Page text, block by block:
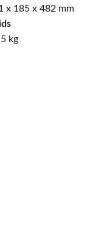
x 185 x 482 mm
kg